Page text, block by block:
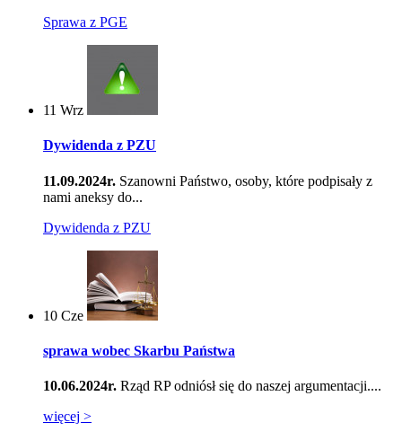
Sprawa z PGE
11 Wrz
Dywidenda z PZU
11.09.2024r. Szanowni Państwo, osoby, które podpisały z
nami aneksy do...
Dywidenda z PZU
10 Cze
sprawa wobec Skarbu Państwa
10.06.2024r. Rząd RP odniósł się do naszej argumentacji....
więcej >